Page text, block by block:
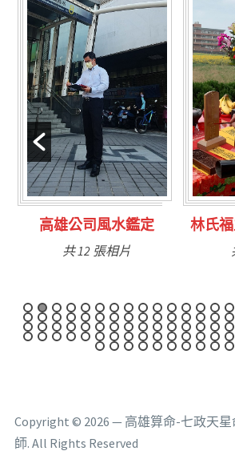
林氏福主量子生基造命
共 6 張相片
Copyright © 2026 — 高雄算命-七政天
師. All Rights Reserved